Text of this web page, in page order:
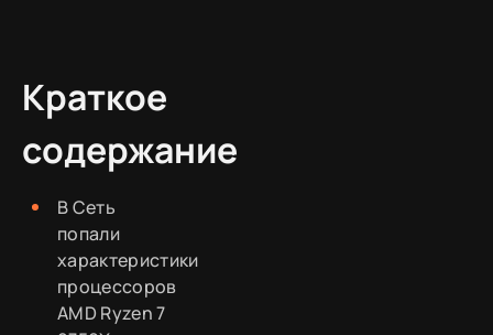
Краткое
содержание
В Сеть
попали
характеристики
процессоров
AMD Ryzen 7